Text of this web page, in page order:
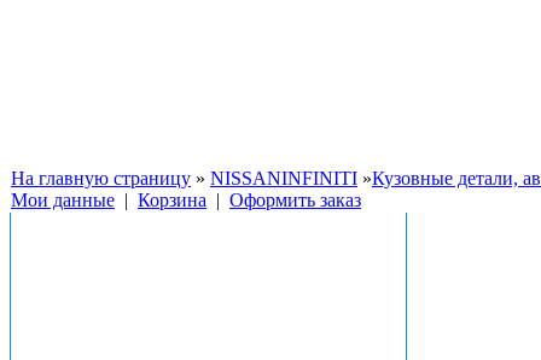
На главную страницу » NISSANINFINITI »Кузовные детали,
Мои данные | Корзина | Оформить заказ